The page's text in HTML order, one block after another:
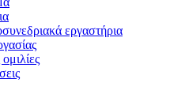
εργαστήρια